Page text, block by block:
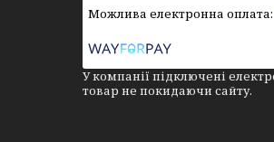
У компанії підключені
товар не покидаючи сайту.